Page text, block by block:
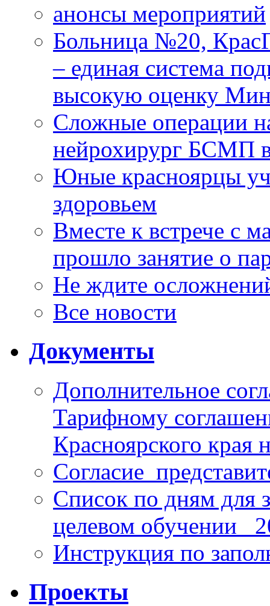
анонсы мероприятий
Больница №20,
– единая система
высокую оценку
Сложные операции
нейрохирург БСМП
Юные красноярцы
здоровьем
Вместе к встрече с
прошло занятие о
Не ждите
Все новости
Документы
Дополнительное
Тарифному
Красноярского края
Список по дням для
целевом обучении_
Инструкция по
Проекты